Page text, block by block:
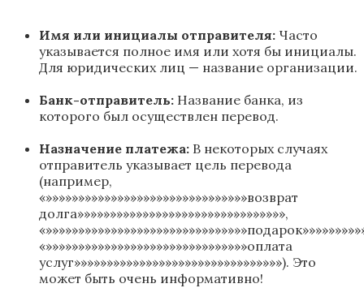
Имя или инициалы отправителя: Часто
указывается полное имя или хотя бы инициалы.
Для юридических лиц — название организации.
Банк-отправитель: Название банка, из
которого был осуществлен перевод.
Назначение платежа: В некоторых случаях
отправитель указывает цель перевода
(например,
«»»»»»»»»»»»»»»»»»»»»»»»»»»»»»»»возврат
долга»»»»»»»»»»»»»»»»»»»»»»»»»»»»»»»»,
«»»»»»»»»»»»»»»»»»»»»»»»»»»»»»»»оплата
услуг»»»»»»»»»»»»»»»»»»»»»»»»»»»»»»»»). Это
может быть очень информативно!